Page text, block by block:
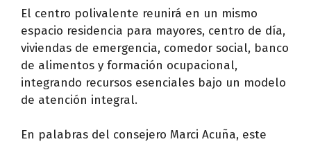
El centro polivalente reunirá en un mismo
espacio residencia para mayores, centro de día,
viviendas de emergencia, comedor social, banco
de alimentos y formación ocupacional,
integrando recursos esenciales bajo un modelo
de atención integral.
En palabras del consejero Marci Acuña, este